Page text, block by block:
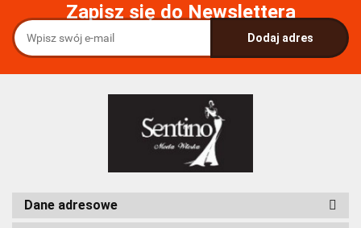
Zapisz się do Newslettera
Dane adresowe